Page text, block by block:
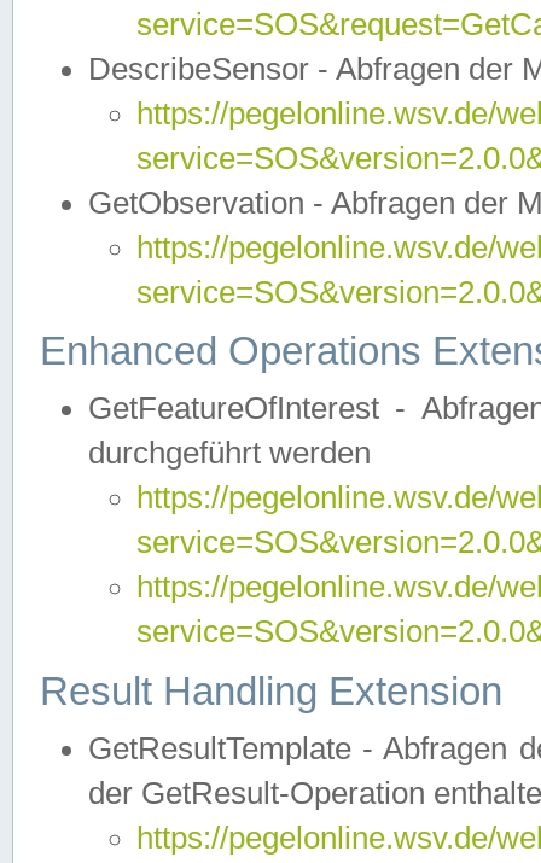
DescribeSensor - Abfragen der
https://pegelonline.wsv.de/
GetObservation - Abfragen der
https://pegelonline.wsv.de/
Enhanced Operations
GetFeatureOfInterest -
durchgeführt werden
https://pegelonline.wsv.de/
https://pegelonline.wsv.de/
Result Handling Extension
GetResultTemplate - Abfragen
der GetResult-Operation
https://pegelonline.wsv.de/